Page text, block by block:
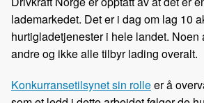
lademarkedet. Det er i dag om lag 10
hurtigladetjenester i hele landet. Noen
andre og ikke alle tilbyr lading overalt.
Konkurransetilsynet sin rolleer å